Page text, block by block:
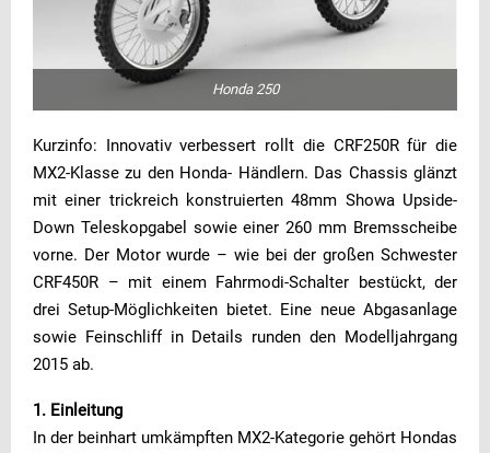
Honda 250
Kurzinfo: Innovativ verbessert rollt die CRF250R für die
MX2-Klasse zu den Honda- Händlern. Das Chassis glänzt
mit einer trickreich konstruierten 48mm Showa Upside-
Down Teleskopgabel sowie einer 260 mm Bremsscheibe
vorne. Der Motor wurde – wie bei der großen Schwester
CRF450R – mit einem Fahrmodi-Schalter bestückt, der
drei Setup-Möglichkeiten bietet. Eine neue Abgasanlage
sowie Feinschliff in Details runden den Modelljahrgang
2015 ab.
1. Einleitung
In der beinhart umkämpften MX2-Kategorie gehört Hondas